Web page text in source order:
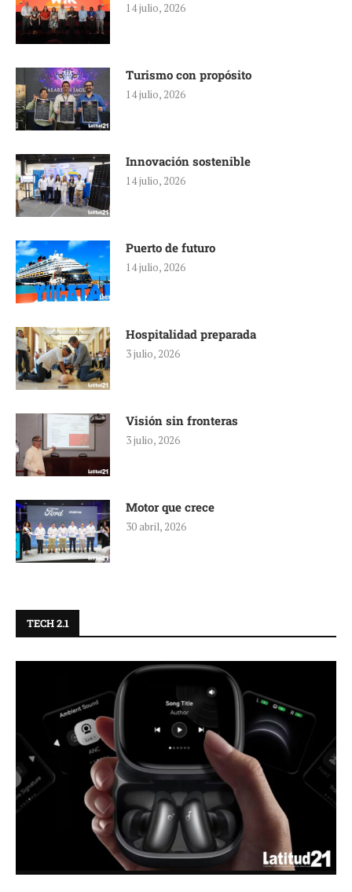
14 julio, 2026
Turismo con propósito
14 julio, 2026
Innovación sostenible
14 julio, 2026
Puerto de futuro
14 julio, 2026
Hospitalidad preparada
3 julio, 2026
Visión sin fronteras
3 julio, 2026
Motor que crece
30 abril, 2026
TECH 2.1